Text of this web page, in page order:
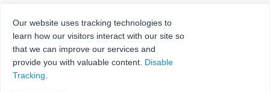
Our website uses tracking technologies to
learn how our visitors interact with our site so
that we can improve our services and
provide you with valuable content. Disable
Tracking